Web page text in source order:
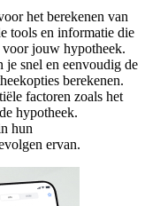
het berekenen van
tools en informatie die
voor jouw hypotheek.
je snel en eenvoudig de
berekenen.
factoren zoals het
hypotheek.
hun
ervan.